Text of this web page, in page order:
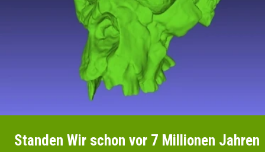
Standen Wir schon vor 7 Millionen Jahren